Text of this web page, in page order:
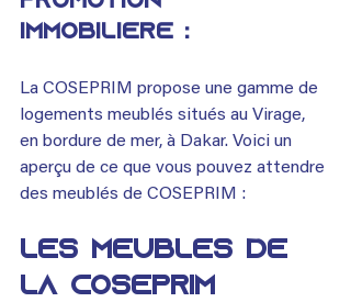
Immobilière :
La COSEPRIM propose une gamme de
logements meublés situés au Virage,
en bordure de mer, à Dakar. Voici un
aperçu de ce que vous pouvez attendre
des meublés de COSEPRIM :
Les meublés de
la COSEPRIM